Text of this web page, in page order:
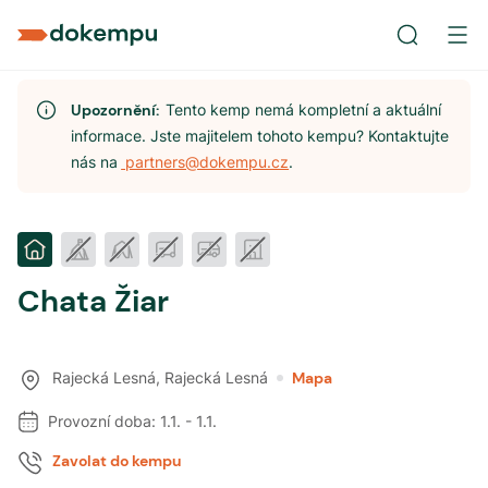
Upozornění:Tento kemp nemá kompletní a aktuální
informace. Jste majitelem tohoto kempu? Kontaktujte
nás na partners@dokempu.cz.
Chata Žiar
Rajecká Lesná, Rajecká Lesná Mapa
Provozní doba: 1.1. - 1.1.
Zavolat do kempu